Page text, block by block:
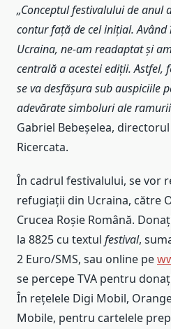
„Conceptul festivalului de anul
contur față de cel inițial. Având
Ucraina, ne-am readaptat și
centrală a acestei ediții. Astfel,
se va desfășura sub auspiciile
adevărate simboluri ale
Gabriel Bebeșelea,
Ricercata.
În cadrul festivalului, se vor
refugiații din Ucraina, către
Crucea Roșie Română.
la 8825 cu textul festival,
2 Euro/SMS, sau online pe
se percepe TVA pentru
În reţelele Digi Mobil,
Mobile, pentru cartelele